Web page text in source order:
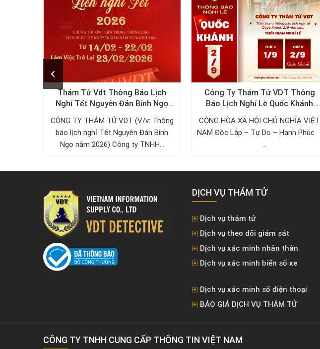
Thám Tử Vdt Thông Báo Lịch
Nghỉ Tết Nguyên Đán Bính Ngọ
2026
CÔNG TY THÁM TỬ VDT (V/v: Thông
báo lịch nghỉ Tết Nguyên Đán Bính
Ngọ năm 2026) Công ty TNHH...
Công Ty Thám Tử VDT Thông
Báo Lịch Nghỉ Lễ Quốc Khánh
2/9/2025
CỘNG HÒA XÃ HỘI CHỦ NGHĨA VIỆT
NAM Độc Lập – Tự Do – Hạnh Phúc
...
DỊCH VỤ THÁM TỬ
Dịch vụ thám tử
Dịch vụ theo dõi giám sát
Dịch vụ xác minh nhân thân
Dịch vụ xác minh biển số xe
Dịch vụ xác minh số điện thoại
BÁO GIÁ DỊCH VỤ THÁM TỬ
CÔNG TY TNHH CUNG CẤP THÔNG TIN VIỆT NAM